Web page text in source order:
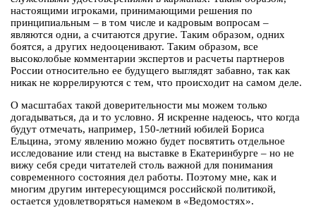
настоящими игроками, принимающими решения по
принципиальным – в том числе и кадровым вопросам –
являются одни, а считаются другие. Таким образом, одних
боятся, а других недооценивают. Таким образом, все
высоколобые комментарии экспертов и расчеты партнеров
России относительно ее будущего выглядят забавно, так как
никак не коррелируются с тем, что происходит на самом деле.
О масштабах такой доверительности мы можем только
догадываться, да и то условно. Я искренне надеюсь, что когда
будут отмечать, например, 150-летний юбилей Бориса
Ельцина, этому явлению можно будет посвятить отдельное
исследование или стенд на выставке в Екатеринбурге – но не
вижу себя среди читателей столь важной для понимания
современного состояния дел работы. Поэтому мне, как и
многим другим интересующимся российской политикой,
остается удовлетворяться намеком в «Ведомостях».